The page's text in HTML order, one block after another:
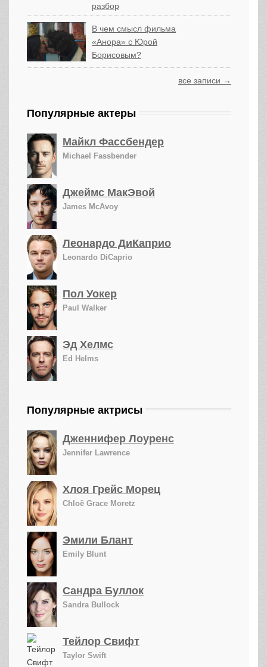
разбор
В чем смысл фильма
«Анора» с Юрой
Борисовым?
все записи →
Популярные актеры
Майкл Фассбендер
Michael Fassbender
Джеймс МакЭвой
James McAvoy
Леонардо ДиКаприо
Leonardo DiCaprio
Пол Уокер
Paul Walker
Эд Хелмс
Ed Helms
Популярные актрисы
Дженнифер Лоуренс
Jennifer Lawrence
Хлоя Грейс Морец
Chloë Grace Moretz
Эмили Блант
Emily Blunt
Сандра Буллок
Sandra Bullock
Тейлор Свифт
Taylor Swift